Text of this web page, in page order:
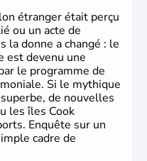
étranger était perçu
ou un acte de
la donne a changé : le
est devenu une
le programme de
Si le mythique
de nouvelles
les îles Cook
Enquête sur un
cadre de